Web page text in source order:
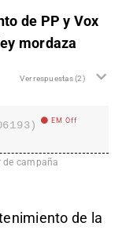
de PP y Vox
mordaza
Ver respuestas(2)
EM Off
campaña
de la